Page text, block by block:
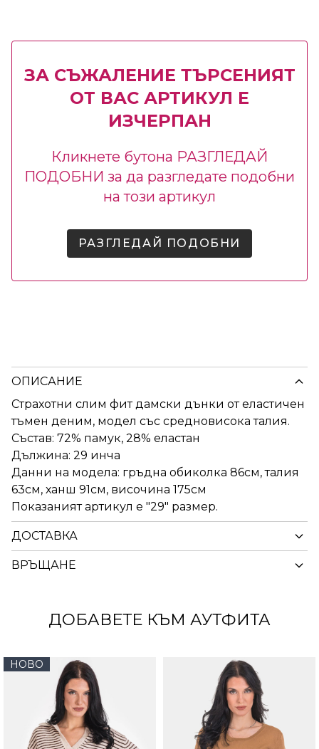
ЗА СЪЖАЛЕНИЕ ТЪРСЕНИЯТ
ОТ ВАС АРТИКУЛ Е
ИЗЧЕРПАН
Кликнете бутона РАЗГЛЕДАЙ
ПОДОБНИ за да разгледате подобни
на този артикул
РАЗГЛЕДАЙ ПОДОБНИ
ОПИСАНИЕ
Страхотни слим фит дамски дънки от еластичен
тъмен деним, модел със средновисока талия.
Състав: 72% памук, 28% еластан
Дължина: 29 инча
Данни на модела: гръдна обиколка 86см, талия
63см, ханш 91см, височина 175см
Показаният артикул е "29" размер.
ДОСТАВКА
ВРЪЩАНЕ
ДОБАВЕТЕ КЪМ АУТФИТА
НОВО